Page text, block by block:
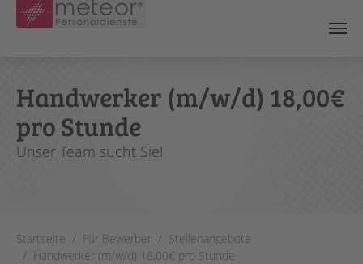
Handwerker (m/w/d) 18,00€
pro Stunde
Unser Team sucht Sie!
Startseite Für Bewerber
Stellenangebote
Handwerker (m/w/d) 18,00€ pro Stunde